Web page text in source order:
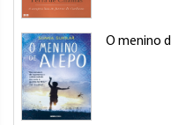
O menino